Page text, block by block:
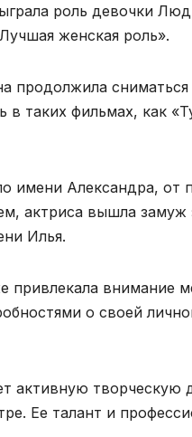
роль девочки
женская роль».
продолжила
в таких фильмах, как
имени Александра, от
актриса вышла
Илья.
привлекала внимание
о своей
активную творческую
Ее талант и